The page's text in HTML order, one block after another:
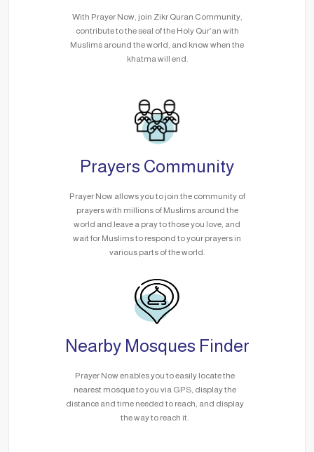
With Prayer Now, join Zikr Quran Community,
contribute to the seal of the Holy Qur’an with
Muslims around the world, and know when the
khatma will end.
Prayers Community
Prayer Now allows you to join the community of
prayers with millions of Muslims around the
world and leave a pray to those you love, and
wait for Muslims to respond to your prayers in
various parts of the world.
Nearby Mosques Finder
Prayer Now enables you to easily locate the
nearest mosque to you via GPS, display the
distance and time needed to reach, and display
the way to reach it.